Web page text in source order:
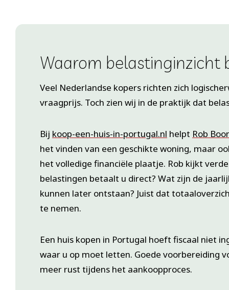
Waarom belastinginzicht
Veel Nederlandse kopers richten zich
vraagprijs. Toch zien wij in de praktijk dat
Bij koop-een-huis-in-portugal.nl helpt Rob
het vinden van een geschikte woning, maar
het volledige financiële plaatje. Rob kijkt
belastingen betaalt u direct? Wat zijn de
kunnen later ontstaan? Juist dat
te nemen.
Een huis kopen in Portugal hoeft fiscaal niet
waar u op moet letten. Goede voorbereiding
meer rust tijdens het aankoopproces.